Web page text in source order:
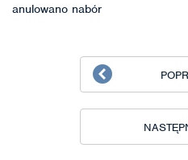
anulowano nabór